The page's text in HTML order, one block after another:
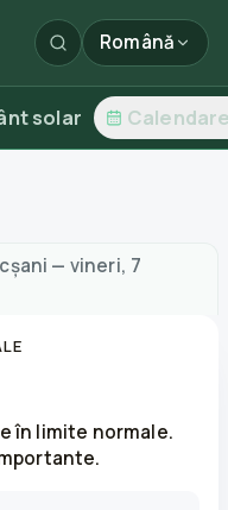
Română
solar
— vineri, 7
în limite normale.